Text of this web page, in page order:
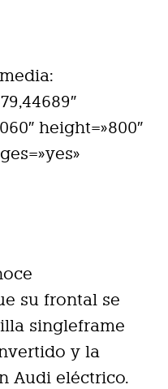
height=»800″
su frontal se
singleframe
y la
Audi eléctrico.